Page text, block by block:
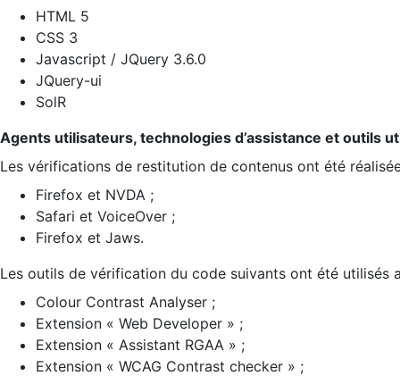
HTML 5
CSS 3
Javascript / JQuery 3.6.0
JQuery-ui
SolR
Agents utilisateurs, technologies d’assistance et outils
Les vérifications de restitution de contenus ont été
Firefox et NVDA ;
Safari et VoiceOver ;
Firefox et Jaws.
Les outils de vérification du code suivants ont été utilisés
Colour Contrast Analyser ;
Extension « Web Developer » ;
Extension « Assistant RGAA » ;
Extension « WCAG Contrast checker » ;